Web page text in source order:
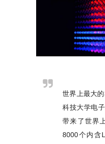
世界上最大
科技大学电
带来了世界
8000个内含